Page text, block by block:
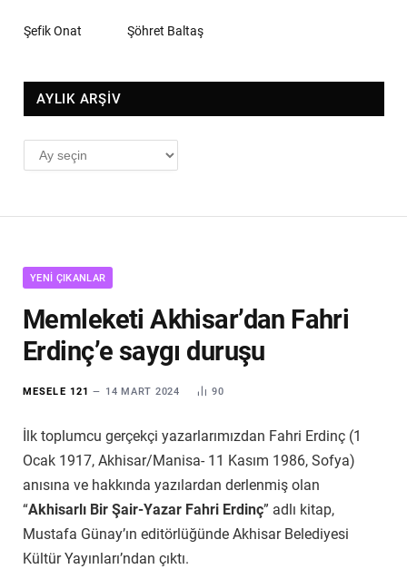
Şefik Onat Şöhret Baltaş
AYLIK ARŞİV
AYLIK
ARŞİV
YENI ÇIKANLAR
Memleketi Akhisar’dan Fahri
Erdinç’e saygı duruşu
MESELE 121 14 MART 2024 90
İlk toplumcu gerçekçi yazarlarımızdan Fahri Erdinç (1
Ocak 1917, Akhisar/Manisa- 11 Kasım 1986, Sofya)
anısına ve hakkında yazılardan derlenmiş olan
“Akhisarlı Bir Şair-Yazar Fahri Erdinç” adlı kitap,
Mustafa Günay’ın editörlüğünde Akhisar Belediyesi
Kültür Yayınları’ndan çıktı.